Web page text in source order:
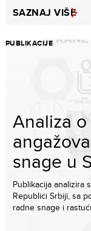
SAZNAJ VIŠE
PUBLIKACIJE
Analiza
snage u
Publikacija analizira
Republici Srbiji, sa
radne snage i